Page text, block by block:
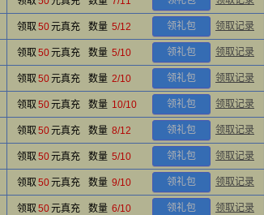
领取 50元真充 数量 5/12 领礼包 领取记录
领取 50元真充 数量 5/10 领礼包 领取记录
领取 50元真充 数量 2/10 领礼包 领取记录
领取 50元真充 数量 10/10 领礼包 领取记录
领取 50元真充 数量 8/12 领礼包 领取记录
领取 50元真充 数量 5/10 领礼包 领取记录
领取 50元真充 数量 9/10 领礼包 领取记录
领取 50元真充 数量 6/10 领礼包 领取记录